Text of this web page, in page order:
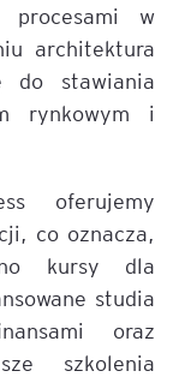
procesami w
architektura
do stawiania
rynkowym i
oferujemy
co oznacza,
kursy dla
studia
oraz
szkolenia